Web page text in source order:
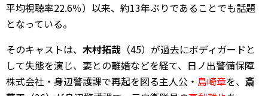
平均視聴率22.6％）以来、約13年ぶりであることでも話題
となっている。
そのキャストは、 木村拓哉 （45）が過去にボディガードと
して失態を演じ、妻との離婚などを経て、日ノ出警備保障
株式会社・身辺警護課で再起を図る主人公・ 島崎章を、 斎